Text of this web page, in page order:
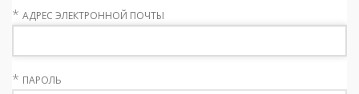
* АДРЕС ЭЛЕКТРОННОЙ ПОЧТЫ
* ПАРОЛЬ